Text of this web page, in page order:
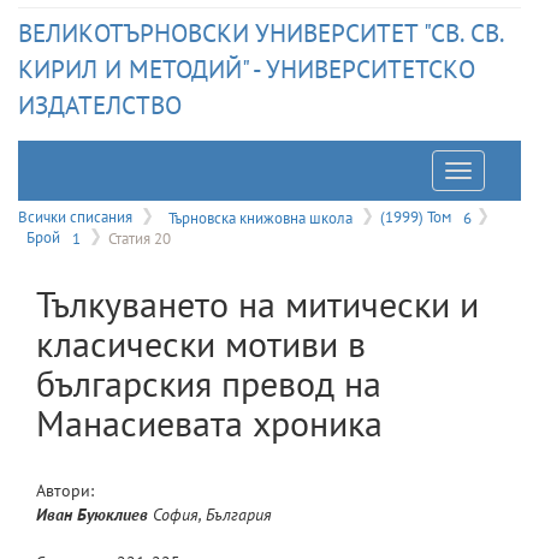
ВЕЛИКОТЪРНОВСКИ УНИВЕРСИТЕТ "СВ. СВ.
КИРИЛ И МЕТОДИЙ" - УНИВЕРСИТЕТСКО
ИЗДАТЕЛСТВО
Отваряне
на
Всички списания Търновска книжовна школа (1999) Том
6
Брой
1 Статия 20
Тълкуването на митически и
класически мотиви в
българския превод на
Манасиевата хроника
Автори:
Иван Буюклиев София, България